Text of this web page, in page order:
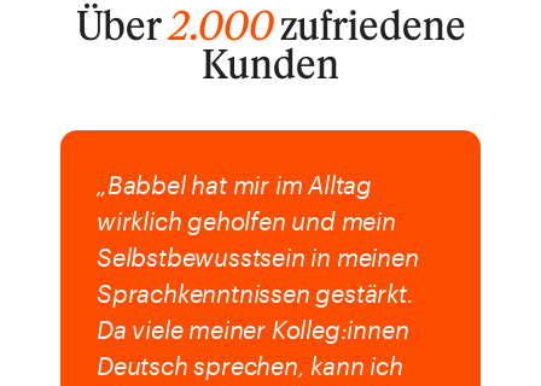
Über2.000zufriedene
Kunden
„Babbel hat mir im Alltag
wirklich geholfen und mein
Selbstbewusstsein in meinen
Sprachkenntnissen gestärkt.
Da viele meiner Kolleg:innen
Deutsch sprechen, kann ich